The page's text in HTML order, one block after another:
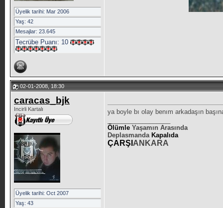
Üyelik tarihi: Mar 2006
Yaş: 42
Mesajlar: 23.645
Tecrübe Puanı: 10
02-01-2008, 18:30
caracas_bjk
Incirli Kartalı
Üyelik tarihi: Oct 2007
Yaş: 43
ya boyle bı olay benım arkadaşın
Ölümle Yaşamın Arasında
Deplasmanda Kapalıda
ÇARŞI ANKARA